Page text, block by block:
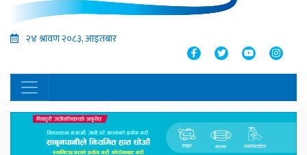
२४ श्रावण २०८३, आइतबार